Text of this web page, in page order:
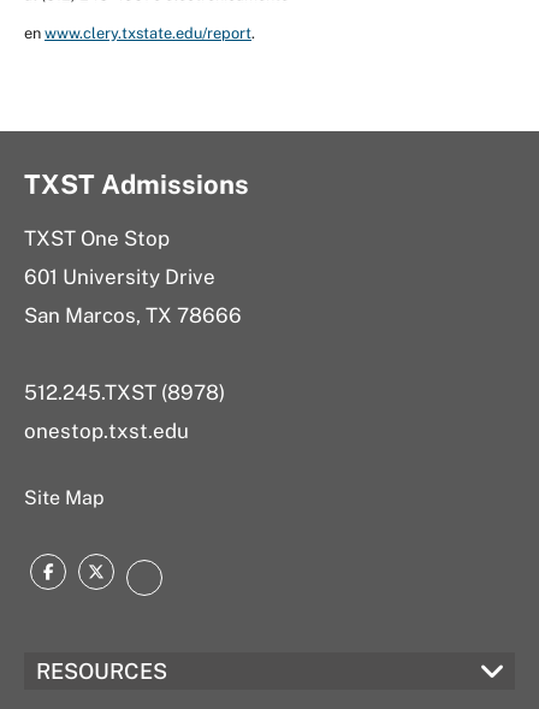
en www.clery.txstate.edu/report.
TXST Admissions
TXST One Stop
601 University Drive
San Marcos, TX 78666
512.245.TXST (8978)
onestop.txst.edu
Site Map
Facebook
TwitterInstagram
RESOURCES